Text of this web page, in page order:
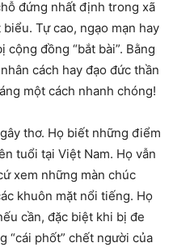
đứng nhất định trong xã
Tự cao, ngạo mạn hay
đồng “bắt bài”. Bằng
cách hay đạo đức thần
một cách nhanh chóng!
thơ. Họ biết những điểm
tuổi tại Việt Nam. Họ vẫn
xem những màn chúc
khuôn mặt nổi tiếng. Họ
cần, đặc biệt khi bị đe
“cái phốt” chết người của